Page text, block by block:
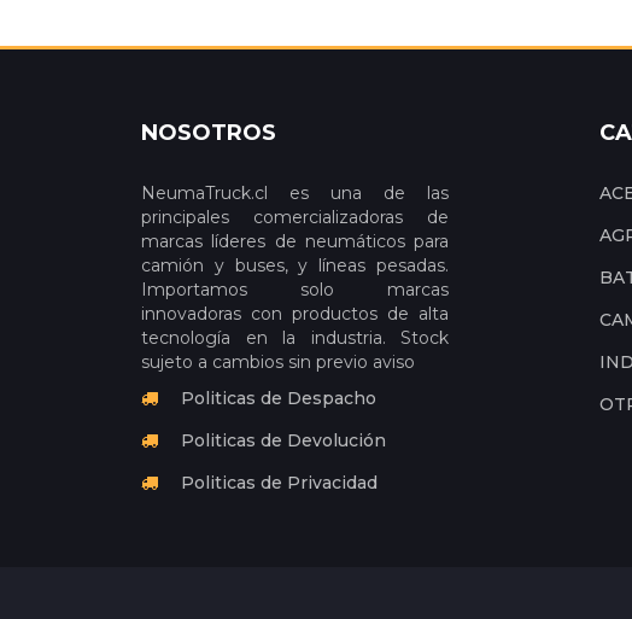
NOSOTROS
NeumaTruck.cl es una de las
principales comercializadoras de
marcas líderes de neumáticos para
camión y buses, y líneas pesadas.
Importamos solo marcas
innovadoras con productos de alta
tecnología en la industria. Stock
sujeto a cambios sin previo aviso
Politicas de Despacho
Politicas de Devolución
Politicas de Privacidad